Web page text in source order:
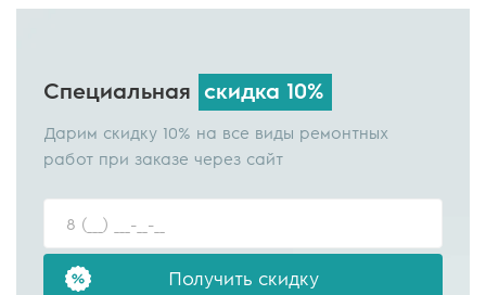
Специальная скидка 10%
Дарим скидку 10% на все виды ремонтных
работ при заказе через сайт
Получить скидку